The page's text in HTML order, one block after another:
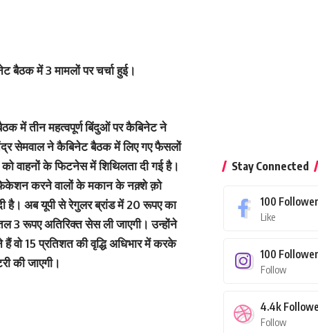
बैठक में 3 मामलों पर चर्चा हुई।
में तीन महत्वपूर्ण बिंदुओं पर कैबिनेट ने
सेमवाल ने कैबिनेट बैठक में लिए गए फैसलों
को वाहनों के फिटनेस में शिथिलता दी गई है।
करने वालों के मकान के नक़्शे क़ो
है। अब यूपी से रेगुलर ब्रांड में 20 रूपए का
3 रूपए अतिरिक्त सेस ली जाएगी। उन्होंने
वो 15 प्रतिशत की वृद्धि अधिभार में करके
की जाएगी।
Stay Connected
100
Like
100
Follow
4.4k
Follow